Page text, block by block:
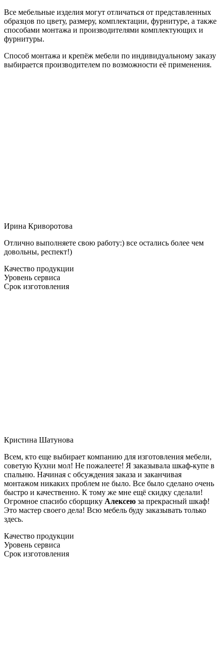
Все мебельные изделия могут отличаться от представленных
образцов по цвету, размеру, комплектации, фурнитуре, а также
способами монтажа и производителями комплектующих и
фурнитуры.
Способ монтажа и крепёж мебели по индивидуальному заказу
выбирается производителем по возможности её применения.
Ирина Криворотова
Отлично выполняете свою работу:) все остались более чем
довольны, респект!)
Качество продукции
Уровень сервиса
Срок изготовления
Кристина Шатунова
Всем, кто еще выбирает компанию для изготовления мебели,
советую Кухни мол! Не пожалеете! Я заказывала шкаф-купе в
спальню. Начиная с обсуждения заказа и заканчивая
монтажом никаких проблем не было. Все было сделано очень
быстро и качественно. К тому же мне ещё скидку сделали!
Огромное спасибо сборщику Алексею за прекрасный шкаф!
Это мастер своего дела! Всю мебель буду заказывать только
здесь.
Качество продукции
Уровень сервиса
Срок изготовления